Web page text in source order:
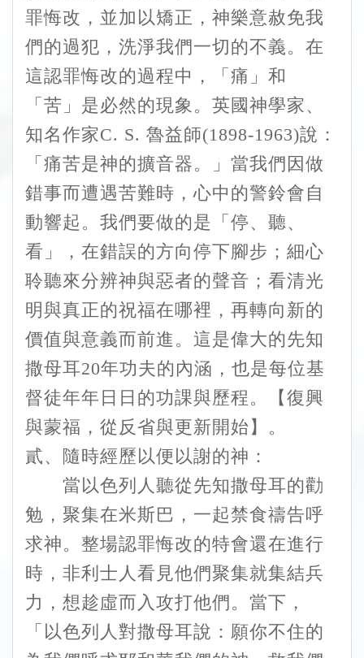
罪悔改，並加以矯正，神樂意赦免我
們的過犯，洗淨我們一切的不義。在
這認罪悔改的過程中，「痛」和
「苦」是必然的現象。英國神學家、
知名作家C. S. 魯益師(1898-1963)說：
「痛苦是神的擴音器。」當我們因做
錯事而遭遇苦難時，心中的警鈴會自
動響起。我們要做的是「停、聽、
看」，在錯誤的方向停下腳步；細心
聆聽來分辨神與惡者的聲音；看清光
明與真正的祝福在哪裡，再轉向新的
價值與意義而前進。這是偉大的先知
撒母耳20年功夫的內涵，也是每位基
督徒年年日日的功課與歷程。【復興
與蒙福，從反省與更新開始】。
貳、隨時經歷以便以謝的神：
當以色列人聽從先知撒母耳的勸
勉，聚集在米斯巴，一起禁食禱告呼
求神。整場認罪悔改的特會還在進行
時，非利士人看見他們聚集就集結兵
力，想趁虛而入攻打他們。當下，
「以色列人對撒母耳說：願你不住的